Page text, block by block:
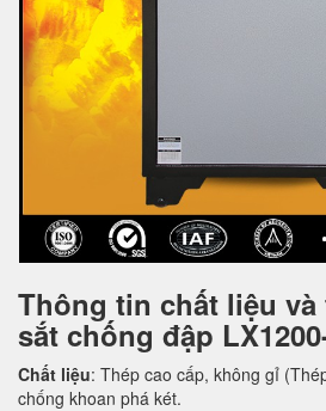
Thông tin chất liệu
sắt chống đập
Chất liệu: Thép cao cấp, không gỉ
chống khoan phá két.